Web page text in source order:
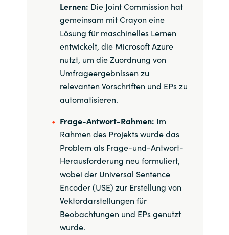
Lernen: Die Joint Commission hat
gemeinsam mit Crayon eine
Lösung für maschinelles Lernen
entwickelt, die Microsoft Azure
nutzt, um die Zuordnung von
Umfrageergebnissen zu
relevanten Vorschriften und EPs zu
automatisieren.
Frage-Antwort-Rahmen: Im
Rahmen des Projekts wurde das
Problem als Frage-und-Antwort-
Herausforderung neu formuliert,
wobei der Universal Sentence
Encoder (USE) zur Erstellung von
Vektordarstellungen für
Beobachtungen und EPs genutzt
wurde.